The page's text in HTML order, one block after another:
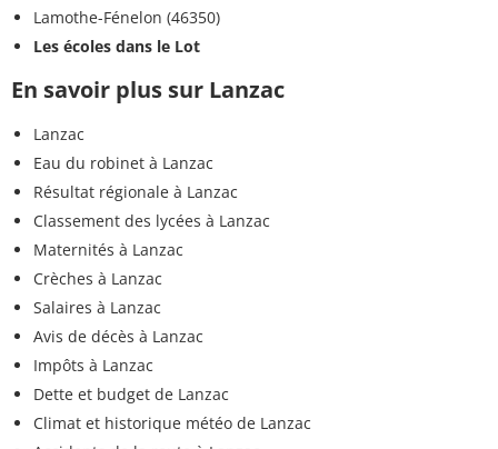
Lamothe-Fénelon (46350)
Les écoles dans le Lot
En savoir plus sur Lanzac
Lanzac
Eau du robinet à Lanzac
Résultat régionale à Lanzac
Classement des lycées à Lanzac
Maternités à Lanzac
Crèches à Lanzac
Salaires à Lanzac
Avis de décès à Lanzac
Impôts à Lanzac
Dette et budget de Lanzac
Climat et historique météo de Lanzac